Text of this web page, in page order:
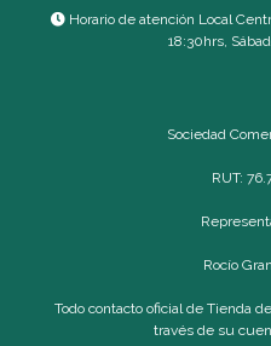
Horario de atención Local
18:30hrs,
Sociedad
RUT:
Rocío
Todo contacto oficial de Tienda
través de su